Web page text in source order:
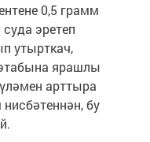
0,5 грамм
эретеп
утырткач,
ярашлы
арттыра
бу